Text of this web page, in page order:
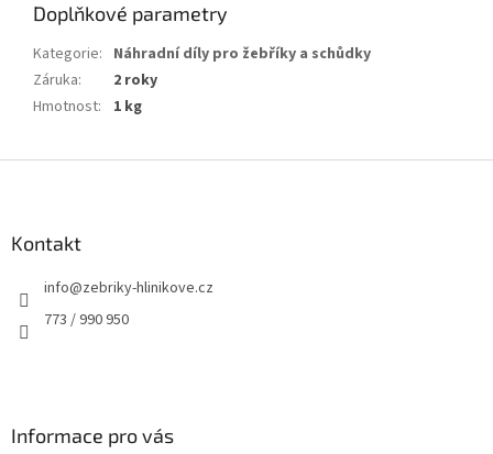
Doplňkové parametry
Kategorie: Náhradní díly pro žebříky a schůdky
Záruka:
2 roky
Hmotnost: 1 kg
Kontakt
info@zebriky-hlinikove.cz
773 / 990 950
Informace pro vás